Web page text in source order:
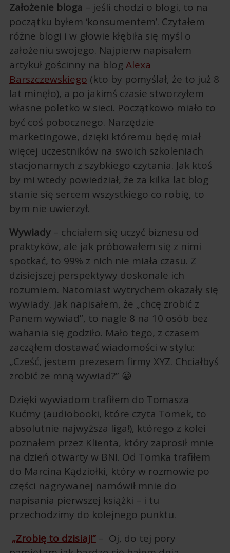
Założenie bloga – jeśli chodzi o blogi, to na
początku byłem ‘konsumentem’. Czytałem
różne blogi i w głowie kłębiła się myśl o
założeniu swojego. Najpierw napisałem
artykuł gościnny na blogAlexa
Barszczewskiego (kto by pomyślał, że to już 8
lat minęło), a po jakimś czasie stworzyłem
własne poletko w sieci. Początkowo miało to
być coś pobocznego. Narzędzie
marketingowe, dzięki któremu będę miał
więcej uczestników na swoich szkoleniach
stacjonarnych z szybkiego czytania. Jak ktoś
by mi wtedy powiedział, że za kilka lat blog
stanie się sercem wszystkiego co robię, to
bym nie uwierzył.
Wywiady– chciałem się uczyć biznesu od
praktyków, ale jak próbowałem się z nimi
spotkać, to 99% z nich nie miała czasu. Z
dzisiejszej perspektywy doskonale ich
rozumiem. Natomiast wytrychem okazały się
wywiady. Jak napisałem, że „chcę zrobić z
Panem wywiad”, to nagle 8 na 10 osób bez
wahania się godziło. Mało tego, z czasem
zacząłem dostawać wiadomości w stylu:
„Cześć, jestem prezesem firmy XYZ. Chciałbyś
zrobić ze mną wywiad?” 😀
Dzięki wywiadom trafiłem do Tomasza
Kućmy (audiobooki, które czyta Tomek, to
absolutnie najwyższa liga!), którego z kolei
poznałem przez Klienta, który zaprosił mnie
na dzień otwarty w BNI. Od Tomka trafiłem
do Marcina Kądziołki, który w rozmowie po
części nagrywanej namówił mnie do
napisania pierwszej książki – i tu
przechodzimy do kolejnego punktu.
„Zrobię to dzisiaj!”– Oj, do tej pory